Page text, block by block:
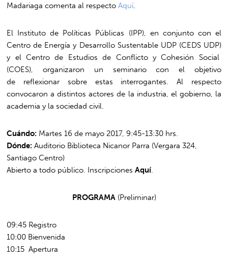
Madariaga comenta al respectoAquí.
El Instituto de Políticas Públicas (IPP), en conjunto con el
Centro de Energía y Desarrollo Sustentable UDP (CEDS UDP)
y el Centro de Estudios de Conflicto y Cohesión Social
(COES), organizaron un seminario con el objetivo
de reflexionar sobre estas interrogantes. Al respecto
convocaron a distintos actores de la industria, el gobierno, la
academia y la sociedad civil.
Cuándo: Martes 16 de mayo 2017, 9:45-13:30 hrs.
Dónde: Auditorio Biblioteca Nicanor Parra (Vergara 324,
Santiago Centro)
Abierto a todo público. InscripcionesAquí
PROGRAMA (Preliminar)
09:45 Registro
10:00 Bienvenida
10:15 Apertura